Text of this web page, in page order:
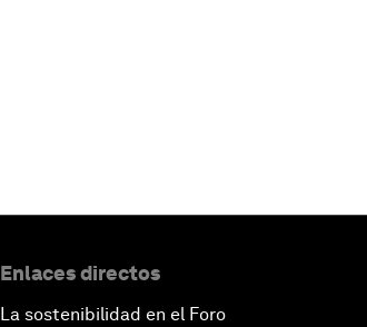
Enlaces directos
La sostenibilidad en el Foro